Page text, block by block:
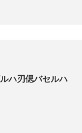
ハ刃偲バセルハ